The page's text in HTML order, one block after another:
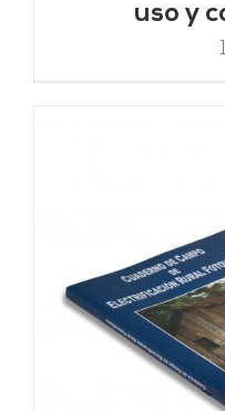
uso y